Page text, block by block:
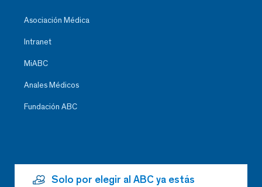
Asociación Médica
Intranet
MiABC
Anales Médicos
Fundación ABC
Solo por elegir al ABC ya estás